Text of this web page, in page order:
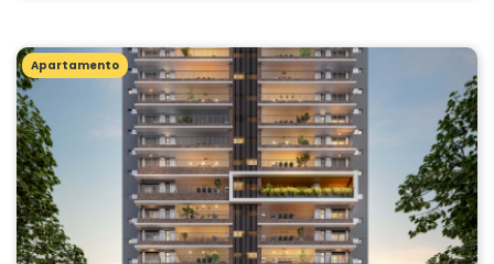
Apartamento